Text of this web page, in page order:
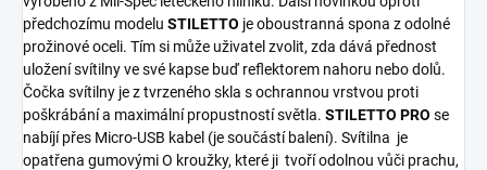
předchozímu modelu STILETTO je oboustranná spona z odolné
prožinové oceli. Tím si může uživatel zvolit, zda dává přednost
uložení svítilny ve své kapse buď reflektorem nahoru nebo dolů.
Čočka svítilny je z tvrzeného skla s ochrannou vrstvou proti
poškrábání a maximální propustností světla. STILETTO PRO se
nabíjí přes Micro-USB kabel (je součástí balení). Svítilna je
opatřena gumovými O kroužky, které ji tvoří odolnou vůči prachu,